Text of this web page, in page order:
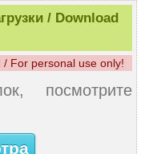
/ Download
/ For personal use only!
посмотрите